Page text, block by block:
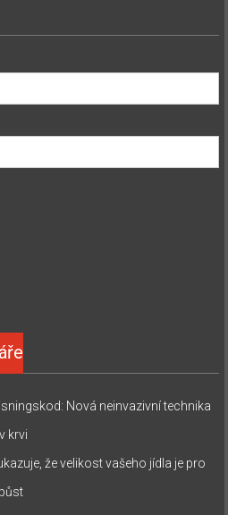
: Nová neinvazivní technika
krvi
že velikost vašeho jídla je pro